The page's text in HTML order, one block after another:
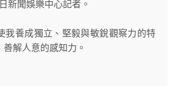
新聞娛樂中心記者。
我養成獨立、堅毅與敏銳觀察力的特
解人意的感知力。